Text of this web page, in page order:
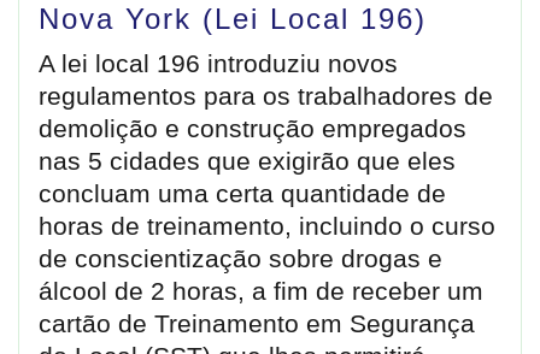
Nova York (Lei Local 196)
A lei local 196 introduziu novos
regulamentos para os trabalhadores de
demolição e construção empregados
nas 5 cidades que exigirão que eles
concluam uma certa quantidade de
horas de treinamento, incluindo o curso
de conscientização sobre drogas e
álcool de 2 horas, a fim de receber um
cartão de Treinamento em Segurança